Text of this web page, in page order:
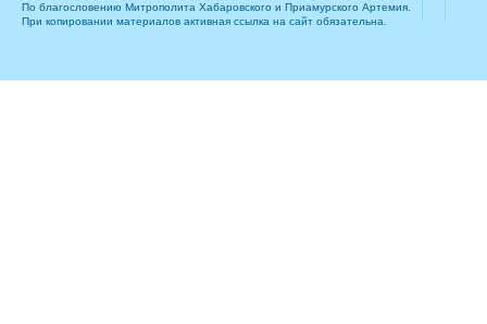
По благословению Митрополита Хабаровского и Приамурского Артемия.
При копировании материалов активная ссылка на сайт обязательна.